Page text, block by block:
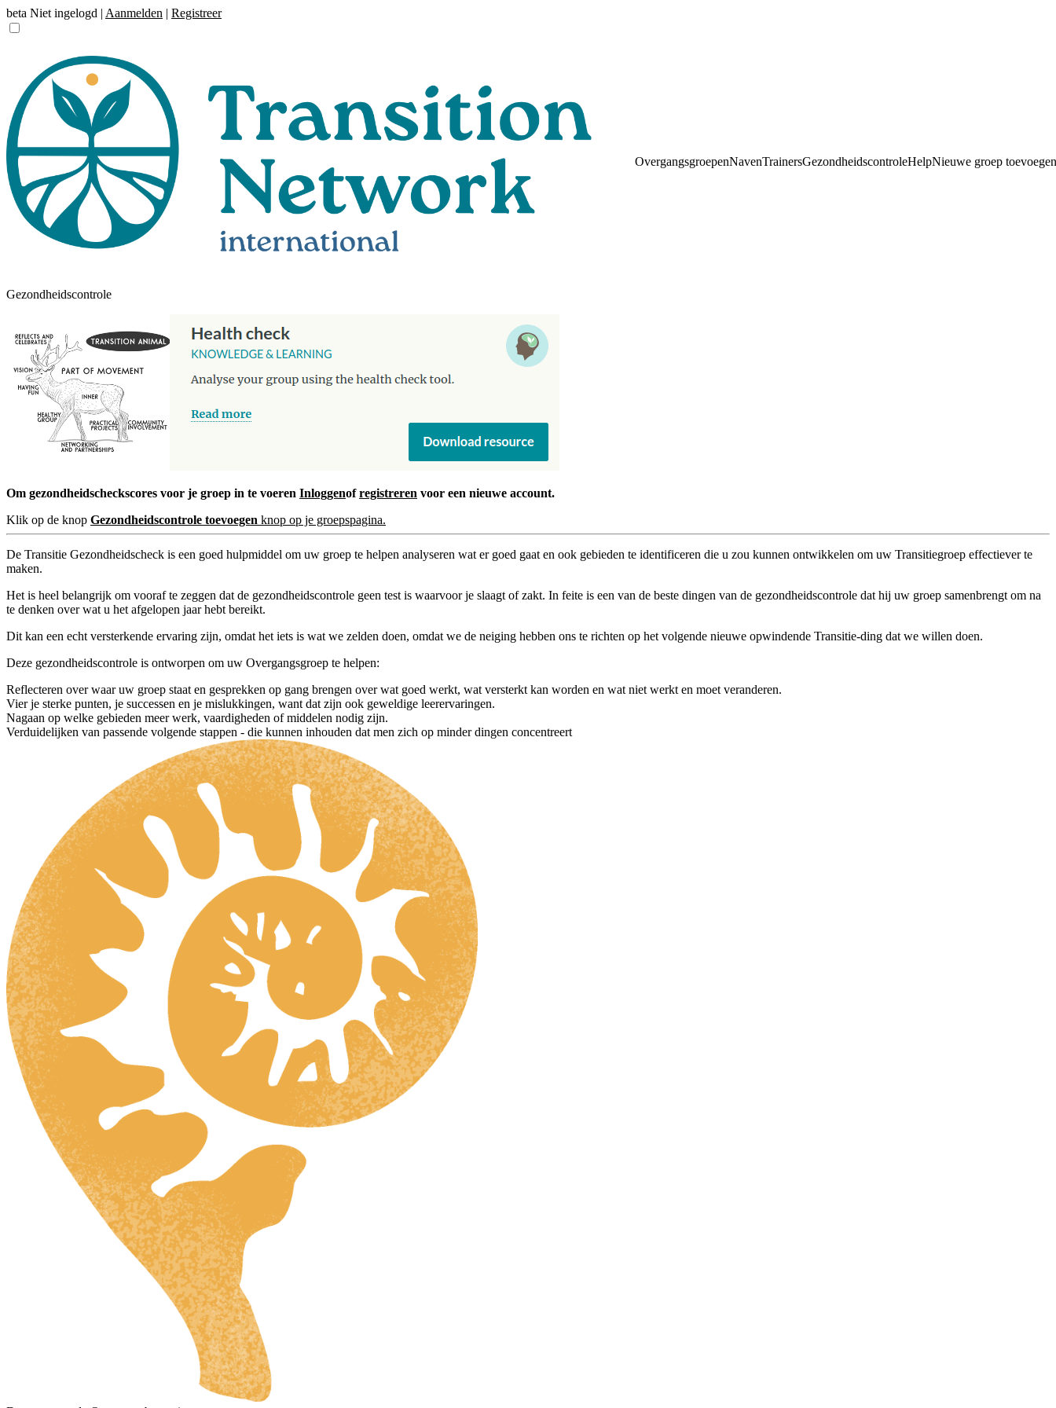
beta Niet ingelogd | Aanmelden | Registreer
OvergangsgroepenNavenTrainersGezondheidscontroleHelpNieuwe groep toevoegen
Gezondheidscontrole
Om gezondheidscheckscores voor je groep in te voeren Inloggenofregistreren voor een nieuwe account.
Klik op de knop Gezondheidscontrole toevoegen knop op je groepspagina.
De Transitie Gezondheidscheck is een goed hulpmiddel om uw groep te helpen analyseren wat er goed gaat en ook gebieden te identificeren die u zou kunnen ontwikkelen om uw Transitiegroep effectiever te
maken.
Het is heel belangrijk om vooraf te zeggen dat de gezondheidscontrole geen test is waarvoor je slaagt of zakt. In feite is een van de beste dingen van de gezondheidscontrole dat hij uw groep samenbrengt om na
te denken over wat u het afgelopen jaar hebt bereikt.
Dit kan een echt versterkende ervaring zijn, omdat het iets is wat we zelden doen, omdat we de neiging hebben ons te richten op het volgende nieuwe opwindende Transitie-ding dat we willen doen.
Deze gezondheidscontrole is ontworpen om uw Overgangsgroep te helpen:
Reflecteren over waar uw groep staat en gesprekken op gang brengen over wat goed werkt, wat versterkt kan worden en wat niet werkt en moet veranderen.
Vier je sterke punten, je successen en je mislukkingen, want dat zijn ook geweldige leerervaringen.
Nagaan op welke gebieden meer werk, vaardigheden of middelen nodig zijn.
Verduidelijken van passende volgende stappen - die kunnen inhouden dat men zich op minder dingen concentreert
UK
RU
ZH
HR